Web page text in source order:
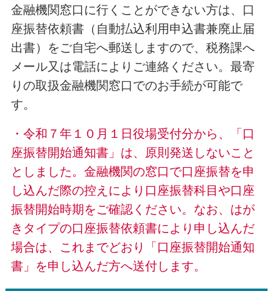
金融機関窓口に行くことができない方は、口
座振替依頼書（自動払込利用申込書兼廃止届
出書）をご自宅へ郵送しますので、税務課へ
メール又は電話によりご連絡ください。最寄
りの取扱金融機関窓口でのお手続が可能で
す。
・令和７年１０月１日役場受付分から、「口
座振替開始通知書」は、原則発送しないこと
としました。金融機関の窓口で口座振替を申
し込んだ際の控えにより口座振替科目や口座
振替開始時期をご確認ください。なお、はが
きタイプの口座振替依頼書により申し込んだ
場合は、これまでどおり「口座振替開始通知
書」を申し込んだ方へ送付します。